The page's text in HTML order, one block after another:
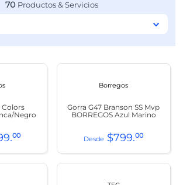
70
Colors
Negro
.00
Borregos
Gorra G47 Branson SS Mvp
BORREGOS Azul Marino
$799.00